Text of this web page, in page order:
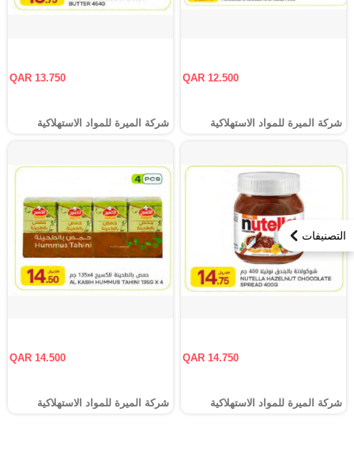
التصنيفات
QAR 12.500
شركة الميرة للمواد الاستهلاكية
QAR 13.750
شركة الميرة للمواد الاستهلاكية
QAR 14.750
شركة الميرة للمواد الاستهلاكية
QAR 14.500
شركة الميرة للمواد الاستهلاكية